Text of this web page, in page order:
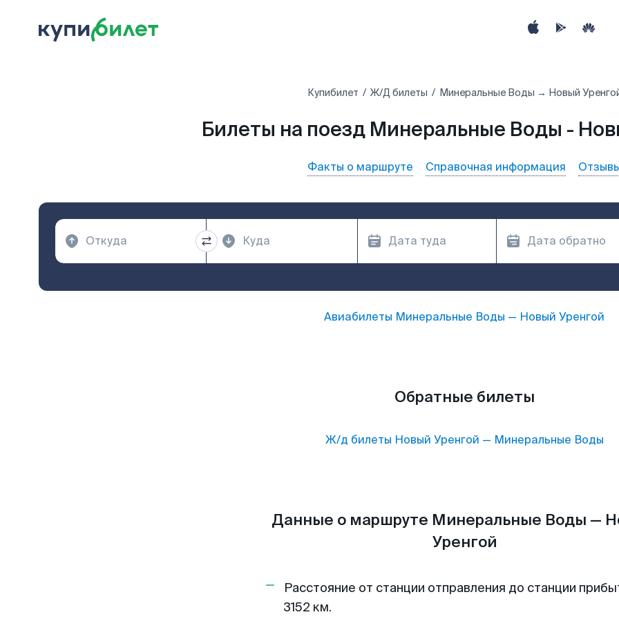
Купибилет Ж/Д билеты Минеральные Воды → Новый
Билеты на поезд Минеральные Воды -
Факты о маршруте Справочная информация
Авиабилеты Минеральные Воды — Новый Уренгой
Обратные билеты
Ж/д билеты Новый Уренгой — Минеральные Воды
Данные о маршруте Минеральные Воды —
Уренгой
Расстояние от станции отправления до станции
3152 км.